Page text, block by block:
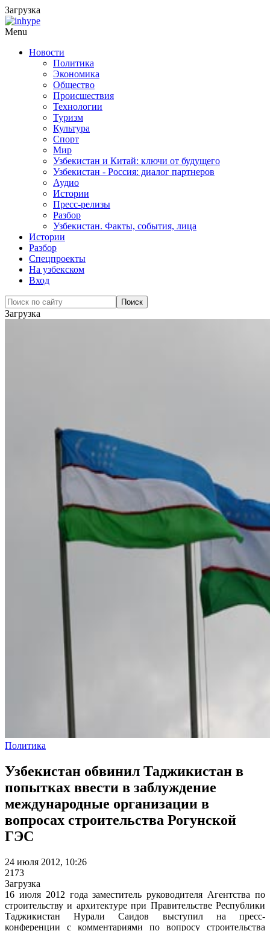
Загрузка
Menu
Новости
Политика
Экономика
Общество
Происшествия
Технологии
Туризм
Культура
Спорт
Мир
Узбекистан и Китай: ключи от будущего
Узбекистан - Россия: диалог партнеров
Аудио
Истории
Пресс-релизы
Разбор
Узбекистан. Факты, события, лица
Истории
Разбор
Спецпроекты
На узбекском
Вход
Загрузка
Политика
Узбекистан обвинил Таджикистан в
попытках ввести в заблуждение
международные организации в
вопросах строительства Рогунской
ГЭС
24 июля 2012, 10:26
2173
Загрузка
16 июля 2012 года заместитель руководителя Агентства по
строительству и архитектуре при Правительстве Республики
Таджикистан Нурали Саидов выступил на пресс-
конференции с комментариями по вопросу строительства